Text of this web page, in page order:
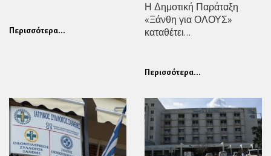
Περισσότερα...
Η Δημοτική Παράταξη
«Ξάνθη για ΟΛΟΥΣ»
καταθέτει...
Περισσότερα...